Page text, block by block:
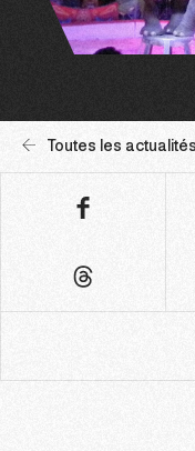
Toutes les actualités